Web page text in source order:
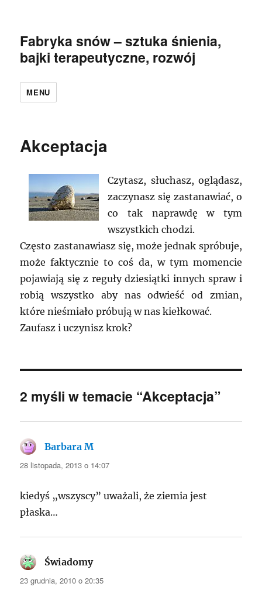
Fabryka snów – sztuka śnienia,
bajki terapeutyczne, rozwój
MENU
Akceptacja
Czytasz, słuchasz, oglądasz,
zaczynasz się zastanawiać, o
co tak naprawdę w tym
wszystkich chodzi.
Często zastanawiasz się, może jednak spróbuje,
może faktycznie to coś da, w tym momencie
pojawiają się z reguły dziesiątki innych spraw i
robią wszystko aby nas odwieść od zmian,
które nieśmiało próbują w nas kiełkować.
Zaufasz i uczynisz krok?
2 myśli w temacie “Akceptacja”
Barbara Mpisze:
28 listopada, 2013 o 14:07
kiedyś „wszyscy” uważali, że ziemia jest
płaska…
Świadomypisze:
23 grudnia, 2010 o 20:35